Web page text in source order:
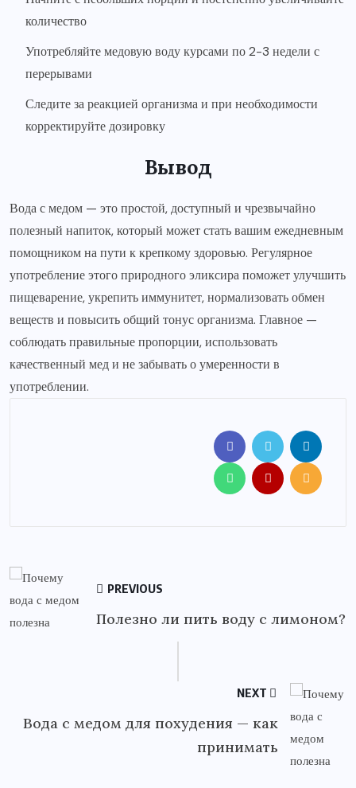
количество
Употребляйте медовую воду курсами по 2-3 недели с
перерывами
Следите за реакцией организма и при необходимости
корректируйте дозировку
Вывод
Вода с медом — это простой, доступный и чрезвычайно
полезный напиток, который может стать вашим ежедневным
помощником на пути к крепкому здоровью. Регулярное
употребление этого природного эликсира поможет улучшить
пищеварение, укрепить иммунитет, нормализовать обмен
веществ и повысить общий тонус организма. Главное —
соблюдать правильные пропорции, использовать
качественный мед и не забывать о умеренности в
употреблении.
PREVIOUS
Полезно ли пить воду с лимоном?
NEXT
Вода с медом для похудения — как
принимать